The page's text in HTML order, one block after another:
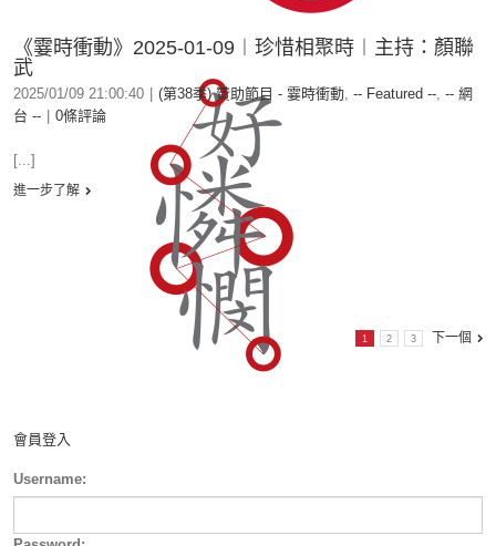
《霎時衝動》2025-01-09︱珍惜相聚時︱主持：顏聯
武
2025/01/09 21:00:40 (第38季) 贊助節目 - 霎時衝動, -- Featured --, -- 網
台 --
0條評論
[...]
進一步了解
1 2 3 下一個
會員登入
Username: